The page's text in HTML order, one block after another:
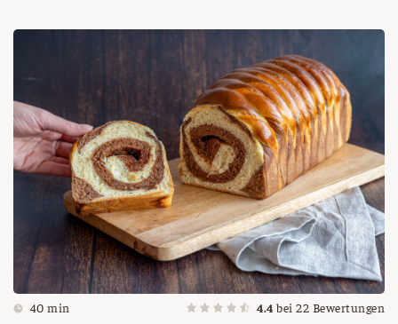
40 min 4.4 bei22 Bewertungen